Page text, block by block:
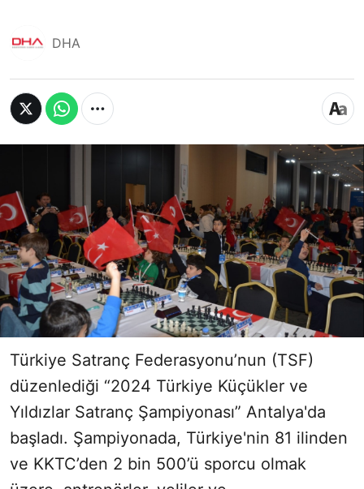
DHA
Türkiye Satranç Federasyonu’nun (TSF)
düzenlediği “2024 Türkiye Küçükler ve
Yıldızlar Satranç Şampiyonası” Antalya'da
başladı. Şampiyonada, Türkiye'nin 81 ilinden
ve KKTC’den 2 bin 500’ü sporcu olmak